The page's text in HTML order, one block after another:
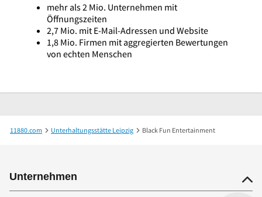
mehr als 2 Mio. Unternehmen mit
Öffnungszeiten
2,7 Mio. mit E-Mail-Adressen und Website
1,8 Mio. Firmen mit aggregierten Bewertungen
von echten Menschen
11880.com Unterhaltungsstätte Leipzig Black Fun Entertainment
Unternehmen